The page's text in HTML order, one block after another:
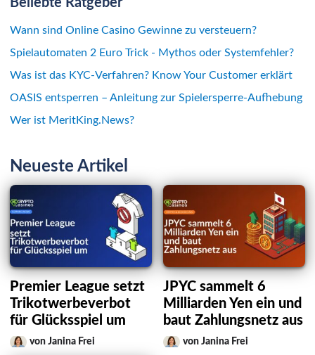
Wann sind Online Casino Gewinne zu versteuern?
Spielautomaten 2 Euro Trick - Mythos oder Systemfehler?
Was ist das KYC-Verfahren? Know Your Customer erklärt
OASIS entsperren – Anleitung zur Spielersperre-Aufhebung
Wer ist MeritKing.News?
Neueste Artikel
Premier League setzt
Trikotwerbeverbot
für Glücksspiel um
von Janina Frei
JPYC sammelt 6
Milliarden Yen ein und
baut Zahlungsnetz aus
von Janina Frei